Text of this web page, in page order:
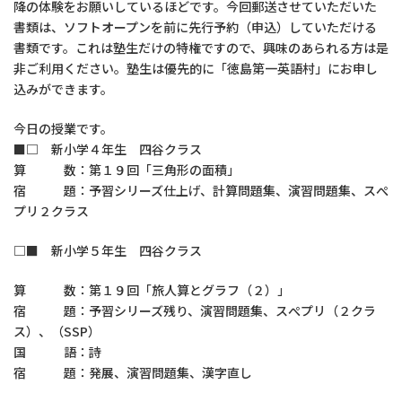
降の体験をお願いしているほどです。今回郵送させていただいた
書類は、ソフトオープンを前に先行予約（申込）していただける
書類です。これは塾生だけの特権ですので、興味のあられる方は是
非ご利用ください。塾生は優先的に「徳島第一英語村」にお申し
込みができます。
今日の授業です。
■□ 新小学４年生 四谷クラス
算 数：第１９回「三角形の面積」
宿 題：予習シリーズ仕上げ、計算問題集、演習問題集、スぺ
プリ２クラス
□■ 新小学５年生 四谷クラス
算 数：第１９回「旅人算とグラフ（２）」
宿 題：予習シリーズ残り、演習問題集、スぺプリ（２クラ
ス）、（SSP）
国 語：詩
宿 題：発展、演習問題集、漢字直し